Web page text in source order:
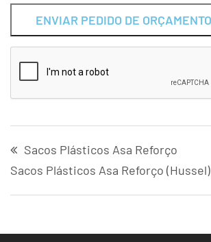
Sacos Plásticos Asa Reforço
Sacos Plásticos Asa Reforço (Hussel)